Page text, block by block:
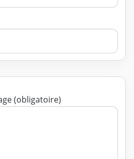
Texte de votre message (obligatoire)